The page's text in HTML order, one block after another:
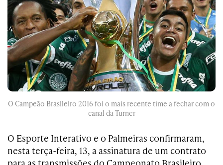
O Campeão Brasileiro 2016 foi o mais recente time a fechar com o
canal da Turner
O Esporte Interativo e o Palmeiras confirmaram,
nesta terça-feira, 13, a assinatura de um contrato